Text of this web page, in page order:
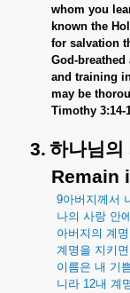
whom you
known the
for salvation
God-
and training
may be
Timothy 3:14-
3. 하나님의
Remain
9아버지께서
나의 사랑 안에
아버지의 계
계명을 지키면
이름은 내 기
니라 12내 계